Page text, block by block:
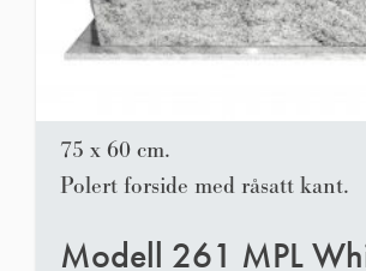
75 x 60 cm.
Polert forside med råsatt kant.
Modell 261 MPL